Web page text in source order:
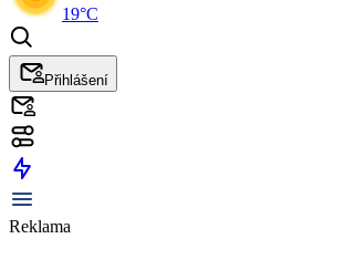
19°C
Přihlášení
Reklama